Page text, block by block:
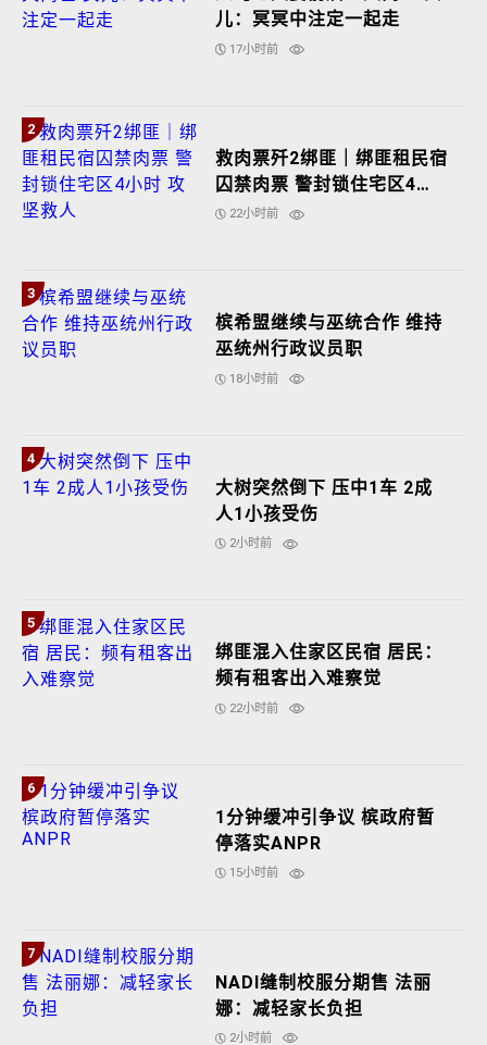
儿：冥冥中注定一起走
17小时前
2
救肉票歼2绑匪｜绑匪租民宿
囚禁肉票 警封锁住宅区4小
时 攻坚救人
22小时前
3
槟希盟继续与巫统合作 维持
巫统州行政议员职
18小时前
4
大树突然倒下 压中1车 2成
人1小孩受伤
2小时前
5
绑匪混入住家区民宿 居民：
频有租客出入难察觉
22小时前
6
1分钟缓冲引争议 槟政府暂
停落实ANPR
15小时前
7
NADI缝制校服分期售 法丽
娜：减轻家长负担
2小时前